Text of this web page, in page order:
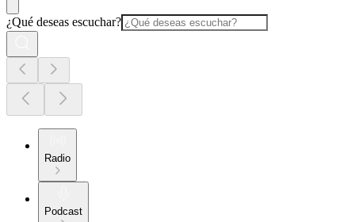
¿Qué deseas escuchar?
Radio
Podcast